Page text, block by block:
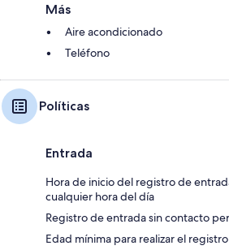
Más
Aire acondicionado
Teléfono
Políticas
Entrada
Hora de inicio del registro de
cualquier hora del día
Registro de entrada sin contacto
Edad mínima para realizar el